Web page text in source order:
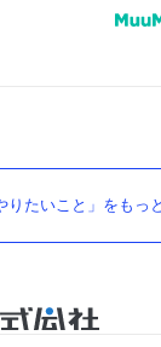
りたいこと」をもっ